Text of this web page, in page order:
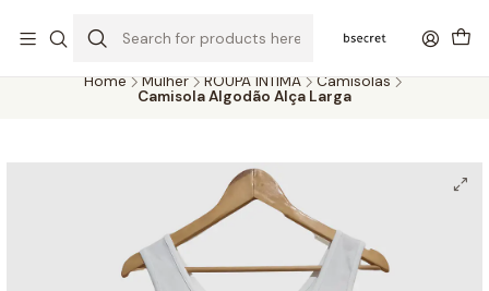
A 5 DIAS
Home Mulher ROUPA ÍNTIMA
Camisolas
Camisola Algodão Alça Larga